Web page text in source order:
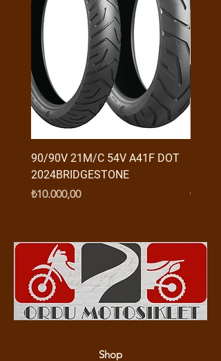
90/90V 21M/C 54V A41F DOT
2024BRIDGESTONE
Fiyat
₺10.000,00
Fiyat
₺950,00
Shop